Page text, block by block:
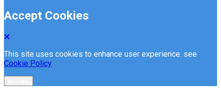
Accept Cookies
This site uses cookies to enhance user experience. see
Cookie Policy